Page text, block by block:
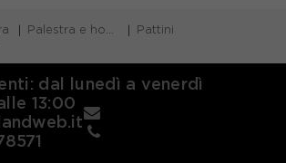
Palestra e home gym
Pattini
dal lunedì a venerdì
13:00